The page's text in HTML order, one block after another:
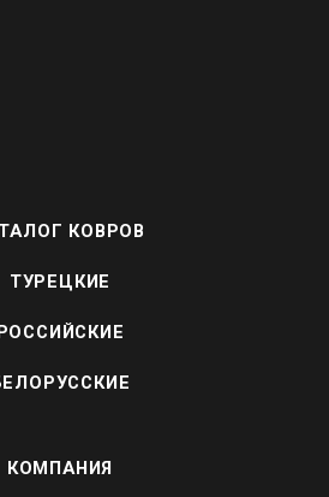
КОВРОВ
ТУРЕЦКИЕ
КОМПАНИЯ